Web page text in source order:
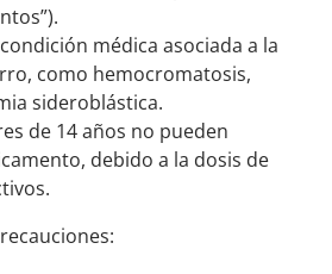
médica asociada a la
como hemocromatosis,
sideroblástica.
de 14 años no pueden
debido a la dosis de